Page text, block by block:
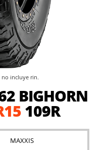
BIGHORN
109R
MAXXIS
incluye rin.